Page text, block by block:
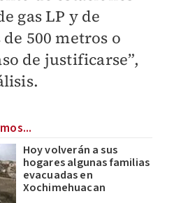
gas LP y de
500 metros o
de justificarse”,
Hoy volverán a sus
hogares algunas familias
evacuadas en
Xochimehuacan